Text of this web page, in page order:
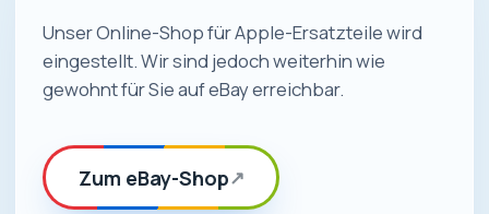
Unser Online-Shop für Apple-Ersatzteile wird
eingestellt. Wir sind jedoch weiterhin wie
gewohnt für Sie auf eBay erreichbar.
Zum eBay-Shop↗